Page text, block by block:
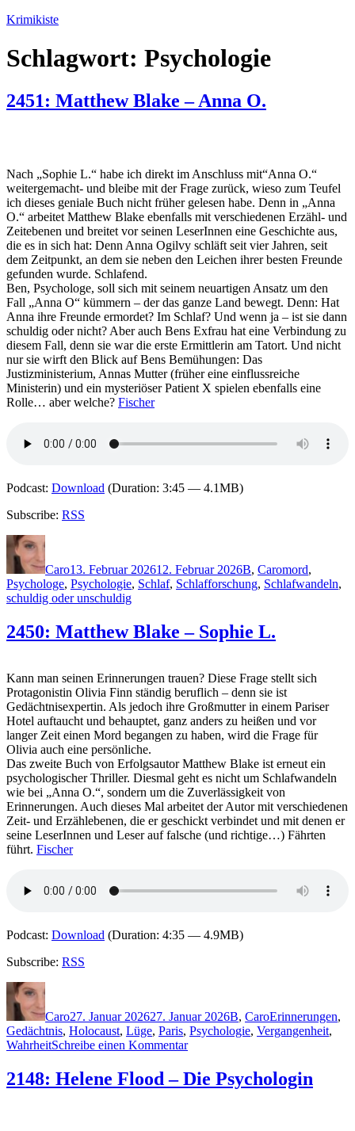
Zum
springen
Krimikiste
Schlagwort: Psychologie
2451: Matthew Blake – Anna O.
Nach „Sophie L.“ habe ich direkt im Anschluss mit“Anna O.“
weitergemacht- und bleibe mit der Frage zurück, wieso zum Teufel
ich dieses geniale Buch nicht früher gelesen habe. Denn in „Anna
O.“ arbeitet Matthew Blake ebenfalls mit verschiedenen Erzähl- und
Zeitebenen und breitet vor seinen LeserInnen eine Geschichte aus,
die es in sich hat: Denn Anna Ogilvy schläft seit vier Jahren, seit
dem Zeitpunkt, an dem sie neben den Leichen ihrer besten Freunde
gefunden wurde. Schlafend.
Ben, Psychologe, soll sich mit seinem neuartigen Ansatz um den
Fall „Anna O“ kümmern – der das ganze Land bewegt. Denn: Hat
Anna ihre Freunde ermordet? Im Schlaf? Und wenn ja – ist sie dann
schuldig oder nicht? Aber auch Bens Exfrau hat eine Verbindung zu
diesem Fall, denn sie war die erste Ermittlerin am Tatort. Und nicht
nur sie wirft den Blick auf Bens Bemühungen: Das
Justizministerium, Annas Mutter (früher eine einflussreiche
Ministerin) und ein mysteriöser Patient X spielen ebenfalls eine
Rolle… aber welche? Fischer
Podcast: Download (Duration: 3:45 — 4.1MB)
Subscribe: RSS
Autor
Caro13. Februar 202612. Februar 2026B, Caromord,
Psychologe, Psychologie, Schlaf, Schlafforschung, Schlafwandeln,
schuldig oder unschuldig
2450: Matthew Blake – Sophie L.
Kann man seinen Erinnerungen trauen? Diese Frage stellt sich
Protagonistin Olivia Finn ständig beruflich – denn sie ist
Gedächtnisexpertin. Als jedoch ihre Großmutter in einem Pariser
Hotel auftaucht und behauptet, ganz anders zu heißen und vor
langer Zeit einen Mord begangen zu haben, wird die Frage für
Olivia auch eine persönliche.
Das zweite Buch von Erfolgsautor Matthew Blake ist erneut ein
psychologischer Thriller. Diesmal geht es nicht um Schlafwandeln
wie bei „Anna O.“, sondern um die Zuverlässigkeit von
Erinnerungen. Auch dieses Mal arbeitet der Autor mit verschiedenen
Zeit- und Erzählebenen, die er geschickt verbindet und mit denen er
seine LeserInnen und Leser auf falsche (und richtige…) Fährten
führt. Fischer
Podcast: Download (Duration: 4:35 — 4.9MB)
Subscribe: RSS
Autor
Caro27. Januar 202627. Januar 2026B, CaroErinnerungen,
Gedächtnis, Holocaust, Lüge, Paris, Psychologie, Vergangenheit,
WahrheitSchreibe einen Kommentarzu
Matthew
Blake
2148: Helene Flood – Die Psychologin